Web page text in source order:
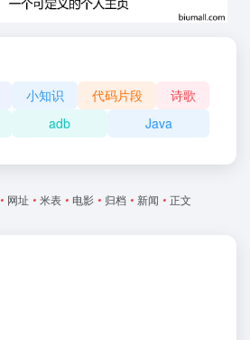
小知识 代码片段
诗歌
adb Java
• 网址 • 米表 • 电影 • 归档 • 新闻 • 正文